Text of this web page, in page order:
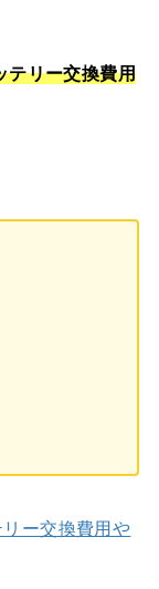
テリー交換費用
ー交換費用や